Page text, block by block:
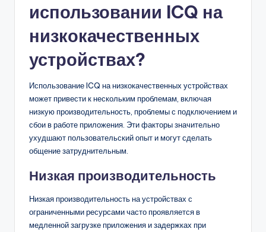
использовании ICQ на
низкокачественных
устройствах?
Использование ICQ на низкокачественных устройствах
может привести к нескольким проблемам, включая
низкую производительность, проблемы с подключением и
сбои в работе приложения. Эти факторы значительно
ухудшают пользовательский опыт и могут сделать
общение затруднительным.
Низкая производительность
Низкая производительность на устройствах с
ограниченными ресурсами часто проявляется в
медленной загрузке приложения и задержках при